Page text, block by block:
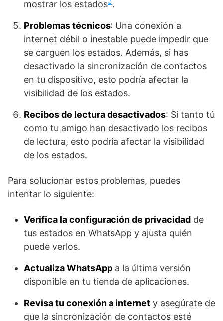
mostrar los estados .
Problemas técnicos: Una conexión a
internet débil o inestable puede impedir que
se carguen los estados. Además, si has
desactivado la sincronización de contactos
en tu dispositivo, esto podría afectar la
visibilidad de los estados.
Recibos de lectura desactivados: Si tanto tú
como tu amigo han desactivado los recibos
de lectura, esto podría afectar la visibilidad
de los estados.
Para solucionar estos problemas, puedes
intentar lo siguiente:
Verifica la configuración de privacidad de
tus estados en WhatsApp y ajusta quién
puede verlos.
Actualiza WhatsApp a la última versión
disponible en tu tienda de aplicaciones.
Revisa tu conexión a internet y asegúrate de
que la sincronización de contactos esté